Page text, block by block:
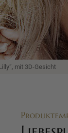
mit 3D-Gesicht